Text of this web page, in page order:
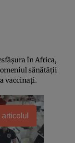
în Africa,
sănătăţii
vaccinaţi.